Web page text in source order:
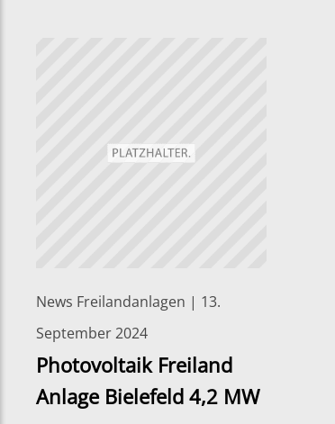
News Freilandanlagen | 13.
September 2024
Photovoltaik Freiland
Anlage Bielefeld 4,2 MW